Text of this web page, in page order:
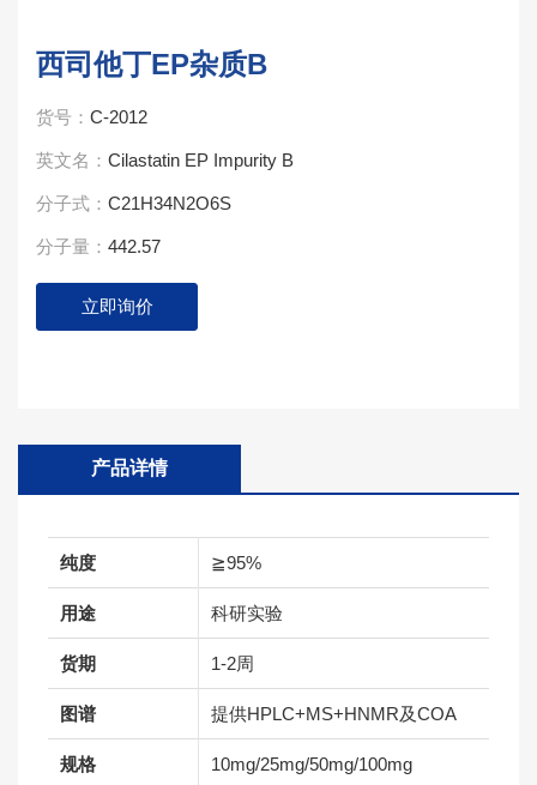
西司他丁EP杂质B
货号： C-2012
英文名： Cilastatin EP Impurity B
分子式： C21H34N2O6S
分子量： 442.57
立即询价
产品详情
纯度 ≧95%
用途 科研实验
货期 1-2周
图谱 提供HPLC+MS+HNMR及COA
规格 10mg/25mg/50mg/100mg